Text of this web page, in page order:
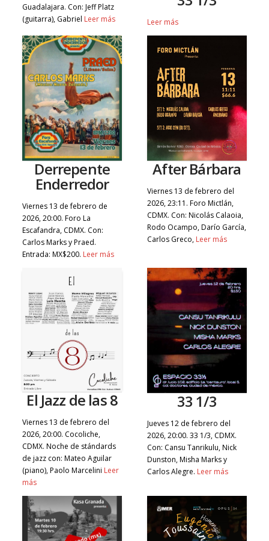
Guadalajara. Con: Jeff Platz
(guitarra), Gabriel Leer más Leer más
Derrepente
Enderredor
Viernes 13 de febrero de
2026, 20:00. Foro La
Escafandra, CDMX. Con:
Carlos Marks y Praed.
Entrada: MX$200. Leer más
After Bárbara
Viernes 13 de febrero del
2026, 23:11. Foro Mictlán,
CDMX. Con: Nicolás Calaoia,
Rodo Ocampo, Darío García,
Carlos Greco, Leer más
El Jazz de las 8
Viernes 13 de febrero del
2026, 20:00. Cocoliche,
CDMX. Noche de stándards
de jazz con: Mateo Aguilar
(piano), Paolo Marcelini Leer
más
33 1/3
Jueves 12 de febrero del
2026, 20:00. 33 1/3, CDMX.
Con: Cansu Tanrikulu, Nick
Dunston, Misha Marks y
Carlos Alegre. Leer más